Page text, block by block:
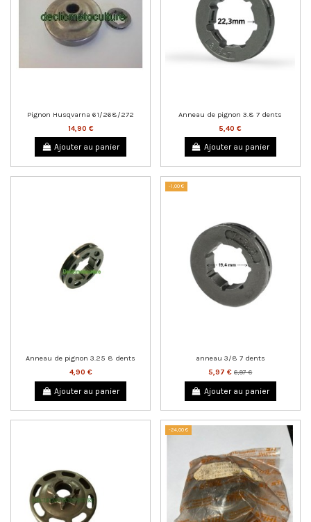
Pignon Husqvarna 61/268/272
14,90 €
Ajouter au panier
Anneau de pignon 3.8 7 dents
5,40 €
Ajouter au panier
Anneau de pignon 3.25 8 dents
4,90 €
Ajouter au panier
-1,00 €
anneau 3/8 7 dents
5,97 €6,97 €
Ajouter au panier
-24,00 €